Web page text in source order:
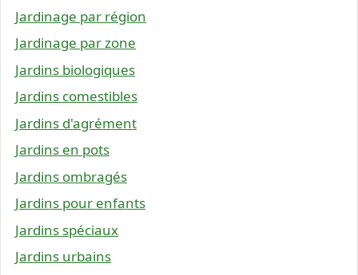
Jardinage par région
Jardinage par zone
Jardins biologiques
Jardins comestibles
Jardins d'agrément
Jardins en pots
Jardins ombragés
Jardins pour enfants
Jardins spéciaux
Jardins urbains